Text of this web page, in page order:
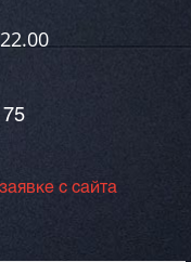
с сайта